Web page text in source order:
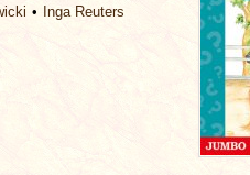
Inga Reuters